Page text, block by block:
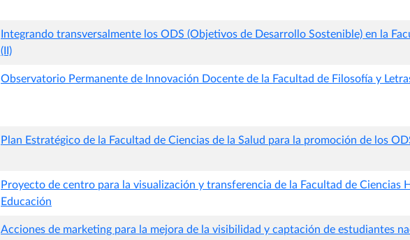
Integrando transversalmente los ODS (Objetivos de Desarrollo Sostenible) en la
(II)
Observatorio Permanente de Innovación Docente de la Facultad de Filosofía y
Plan Estratégico de la Facultad de Ciencias de la Salud para la promoción de los
Proyecto de centro para la visualización y transferencia de la Facultad de Ciencias
Educación
Acciones de marketing para la mejora de la visibilidad y captación de estudiantes